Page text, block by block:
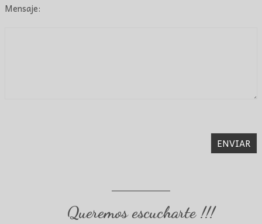
Mensaje:
Queremos escucharte !!!